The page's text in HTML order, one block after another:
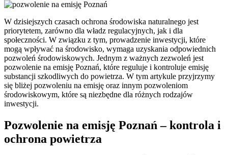
W dzisiejszych czasach ochrona środowiska naturalnego jest
priorytetem, zarówno dla władz regulacyjnych, jak i dla
społeczności. W związku z tym, prowadzenie inwestycji, które
mogą wpływać na środowisko, wymaga uzyskania odpowiednich
pozwoleń środowiskowych. Jednym z ważnych zezwoleń jest
pozwolenie na emisję Poznań, które reguluje i kontroluje emisję
substancji szkodliwych do powietrza. W tym artykule przyjrzymy
się bliżej pozwoleniu na emisję oraz innym pozwoleniom
środowiskowym, które są niezbędne dla różnych rodzajów
inwestycji.
Pozwolenie na emisję Poznań – kontrola i
ochrona powietrza